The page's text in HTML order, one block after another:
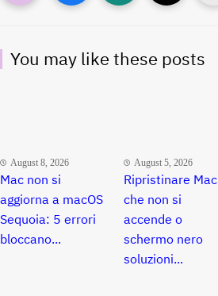
You may like these posts
August 8, 2026
Mac non si
aggiorna a macOS
Sequoia: 5 errori
bloccano...
August 5, 2026
Ripristinare Mac
che non si
accende o
schermo nero
soluzioni...